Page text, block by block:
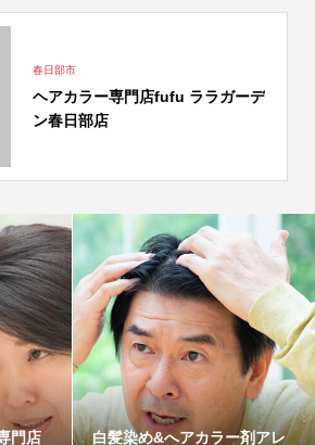
春日部市
ヘアカラー専門店fufu ララガーデ
ン春日部店
門店 白髪染め&へアカラー剤アレ